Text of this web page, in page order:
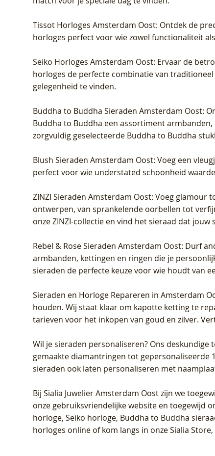
Tissot Horloges Amsterdam Oost: Ontdek de
horloges perfect voor wie zowel functionaliteit
Seiko Horloges Amsterdam Oost: Ervaar de
horloges de perfecte combinatie van
gelegenheid te vinden.
Buddha to Buddha Sieraden Amsterdam Oost:
Buddha to Buddha een assortiment
zorgvuldig geselecteerde Buddha to Buddha
Blush Sieraden Amsterdam Oost: Voeg een
perfect voor wie understated schoonheid
ZINZI Sieraden Amsterdam Oost: Voeg glamour
ontwerpen, van sprankelende oorbellen tot
onze ZINZI-collectie en vind het sieraad dat jouw
Rebel & Rose Sieraden Amsterdam Oost: Durf
armbanden, kettingen en ringen die je
sieraden de perfecte keuze voor wie houdt van
Sieraden en Horloge Repareren in Amsterdam
houden. Wij staat klaar om kapotte ketting te
tarieven voor het inkopen van goud en zilver.
Wil je sieraden personaliseren? Ons deskundige
gemaakte diamantringen tot gepersonaliseerde
sieraden ook laten personaliseren met
BijSialia Juwelier Amsterdam Oostzijn we
onze gebruiksvriendelijke website en toegewijd
horloge, Seiko horloge, Buddha to Buddha
horloges online of kom langs in onze Sialia